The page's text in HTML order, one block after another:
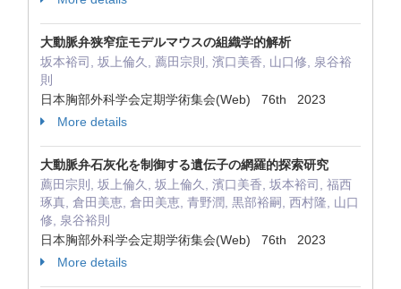
大動脈弁狭窄症モデルマウスの組織学的解析
坂本裕司, 坂上倫久, 薦田宗則, 濱口美香, 山口修, 泉谷裕
則
日本胸部外科学会定期学術集会(Web) 76th 2023
More details
大動脈弁石灰化を制御する遺伝子の網羅的探索研究
薦田宗則, 坂上倫久, 坂上倫久, 濱口美香, 坂本裕司, 福西
琢真, 倉田美恵, 倉田美恵, 青野潤, 黒部裕嗣, 西村隆, 山口
修, 泉谷裕則
日本胸部外科学会定期学術集会(Web) 76th 2023
More details